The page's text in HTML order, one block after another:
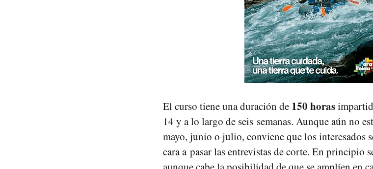
El curso tiene una duración de 150 horas
14 y a lo largo de seis semanas. Aunque aún no
mayo, junio o julio, conviene que los interesados
cara a pasar las entrevistas de corte. En principio